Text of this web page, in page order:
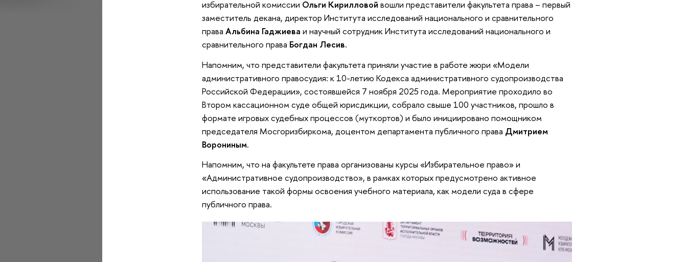
избирательной комиссии Ольги Кирилловой вошли представители факультета права – первый
заместитель декана, директор Института исследований национального и сравнительного
праваАльбина Гаджиева и научный сотрудник Института исследований национального и
сравнительного права Богдан Лесив.
Напомним, что представители факультета приняли участие в работе жюри «Модели
административного правосудия: к 10-летию Кодекса административного судопроизводства
Российской Федерации», состоявшейся 7 ноября 2025 года. Мероприятие проходило во
Втором кассационном суде общей юрисдикции, собрало свыше 100 участников, прошло в
формате игровых судебных процессов (муткортов) и было инициировано помощником
председателя Мосгоризбиркома, доцентом департамента публичного права Дмитрием
Ворониным.
Напомним, что на факультете права организованы курсы «Избирательное право» и
«Административное судопроизводство», в рамках которых предусмотрено активное
использование такой формы освоения учебного материала, как модели суда в сфере
публичного права.